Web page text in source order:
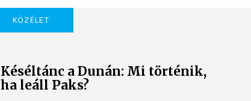
KÖZÉLET
Késéltánc a Dunán: Mi történik,
ha leáll Paks?